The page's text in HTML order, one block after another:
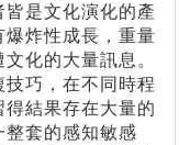
是文化演化的產
炸性成長，重量
化的大量訊息。
巧，在不同時程
結果存在大量的
套的感知敏感